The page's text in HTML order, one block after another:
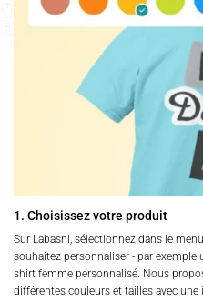
1. Choisissez votre produit
Sur Labasni, sélectionnez dans le
souhaitez personnaliser - par
shirt femme personnalisé. Nous
différentes couleurs et tailles avec